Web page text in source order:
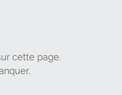
cette page.